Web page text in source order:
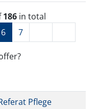
186 in total
6 7
Pflege